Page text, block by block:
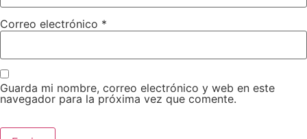
Correo electrónico *
Guarda mi nombre, correo electrónico y web en este
navegador para la próxima vez que comente.